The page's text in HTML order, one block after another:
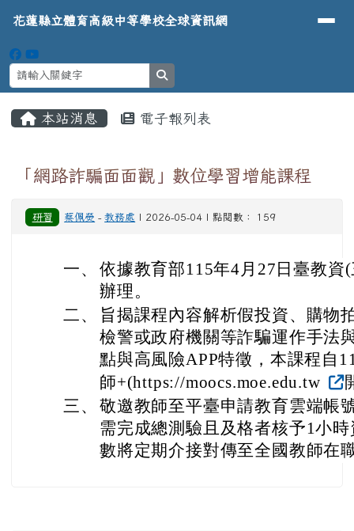
花蓮縣立體育高級中等學校全球資
導覽列
花蓮縣立體育高級中等學校全球資訊網
本站消息 電子報列表
「網路詐騙面面觀」數位學習增能課程
研習 蔡佩熒 -教務處 | 2026-05-04 | 點閱數： 159
一、 依據教育部115年4月27日臺教資
辦理。
二、
旨揭課程內容解析假投資、購物
檢警或政府機關等詐騙運作手法
點與高風險APP特徵，本課程自
師+(https://moocs.moe.edu.tw
三、 敬邀教師至平臺申請教育雲端帳
需完成總測驗且及格者核予1小
數將定期介接對傳至全國教師在